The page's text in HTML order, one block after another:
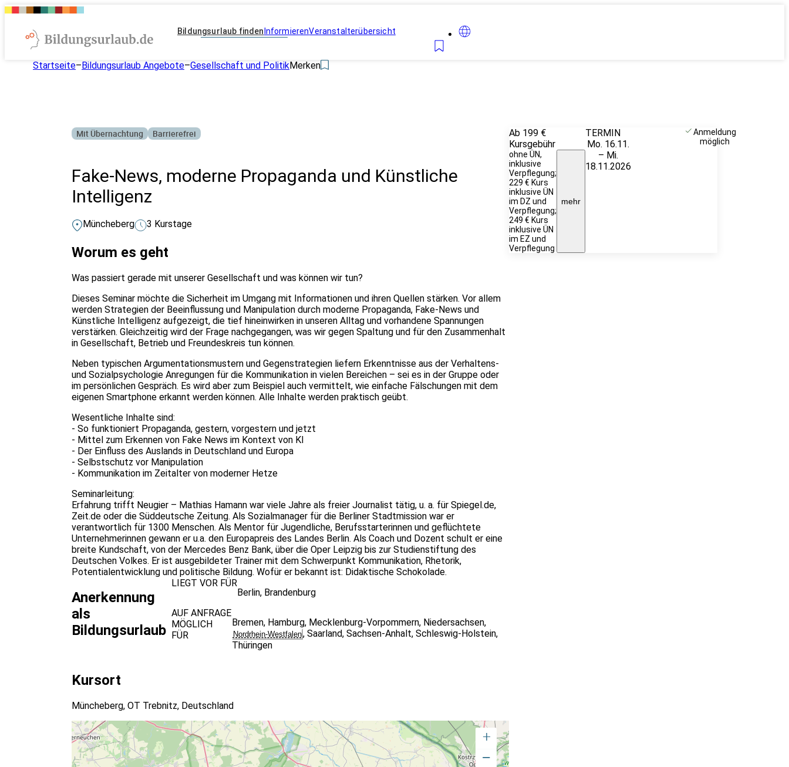
Bildungsurlaub finden InformierenVeranstalterübersicht
Startseite–Bildungsurlaub Angebote–Gesellschaft und PolitikMerken
Mit Übernachtung Barrierefrei
Fake-News, moderne Propaganda und Künstliche
Intelligenz
Müncheberg 3 Kurstage
Worum es geht
Was passiert gerade mit unserer Gesellschaft und was können wir tun?
Dieses Seminar möchte die Sicherheit im Umgang mit Informationen und ihren Quellen stärken. Vor allem
werden Strategien der Beeinflussung und Manipulation durch moderne Propaganda, Fake-News und
Künstliche Intelligenz aufgezeigt, die tief hineinwirken in unseren Alltag und vorhandene Spannungen
verstärken. Gleichzeitig wird der Frage nachgegangen, was wir gegen Spaltung und für den Zusammenhalt
in Gesellschaft, Betrieb und Freundeskreis tun können.
Neben typischen Argumentationsmustern und Gegenstrategien liefern Erkenntnisse aus der Verhaltens-
und Sozialpsychologie Anregungen für die Kommunikation in vielen Bereichen – sei es in der Gruppe oder
im persönlichen Gespräch. Es wird aber zum Beispiel auch vermittelt, wie einfache Fälschungen mit dem
eigenen Smartphone erkannt werden können. Alle Inhalte werden praktisch geübt.
Wesentliche Inhalte sind:
- So funktioniert Propaganda, gestern, vorgestern und jetzt
- Mittel zum Erkennen von Fake News im Kontext von KI
- Der Einfluss des Auslands in Deutschland und Europa
- Selbstschutz vor Manipulation
- Kommunikation im Zeitalter von moderner Hetze
Seminarleitung:
Erfahrung trifft Neugier – Mathias Hamann war viele Jahre als freier Journalist tätig, u. a. für Spiegel.de,
Zeit.de oder die Süddeutsche Zeitung. Als Sozialmanager für die Berliner Stadtmission war er
verantwortlich für 1300 Menschen. Als Mentor für Jugendliche, Berufsstarterinnen und geflüchtete
Unternehmerinnen gewann er u.a. den Europapreis des Landes Berlin. Als Coach und Dozent schult er eine
breite Kundschaft, von der Mercedes Benz Bank, über die Oper Leipzig bis zur Studienstiftung des
Deutschen Volkes. Er ist ausgebildeter Trainer mit dem Schwerpunkt Kommunikation, Rhetorik,
Potentialentwicklung und politische Bildung. Wofür er bekannt ist: Didaktische Schokolade.
Anerkennung
als
Bildungsurlaub
LIEGT VOR FÜR
Berlin, Brandenburg
AUF ANFRAGE
MÖGLICH
FÜR
Bremen, Hamburg, Mecklenburg-Vorpommern, Niedersachsen,
Nordrhein-Westfalen, Saarland, Sachsen-Anhalt, Schleswig-Holstein,
Thüringen
Kursort
Müncheberg, OT Trebnitz, Deutschland
+
−
Ab 199 €
Kursgebühr
ohne ÜN,
inklusive
Verpflegung;
229 € Kurs
inklusive ÜN
im DZ und
Verpflegung;
249 € Kurs
inklusive ÜN
im EZ und
Verpflegung
mehr
TERMIN
Mo. 16.11.
– Mi.
18.11.2026
Anmeldung
möglich